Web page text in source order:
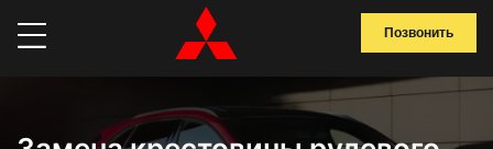
Позвонить